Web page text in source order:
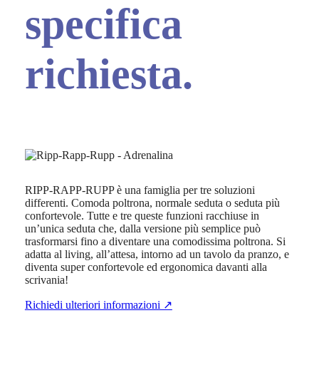
specifica
richiesta.
RIPP-RAPP-RUPP è una famiglia per tre soluzioni
differenti. Comoda poltrona, normale seduta o seduta più
confortevole. Tutte e tre queste funzioni racchiuse in
un’unica seduta che, dalla versione più semplice può
trasformarsi fino a diventare una comodissima poltrona. Si
adatta al living, all’attesa, intorno ad un tavolo da pranzo, e
diventa super confortevole ed ergonomica davanti alla
scrivania!
Richiedi ulteriori informazioni ↗